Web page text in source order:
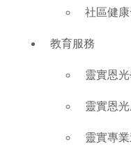
社區健
教育服務
靈實恩
靈實恩
靈實專